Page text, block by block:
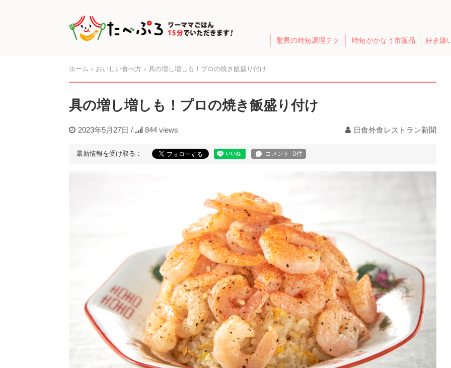
驚異の時短調理テク 時短がかなう市販品 好き嫌
ホーム おいしい食べ方 具の増し増しも！プロの焼き飯盛り付け
具の増し増しも！プロの焼き飯盛り付け
2023年5月27日 / 844 views 日食外食レストラン新聞
最新情報を受け取る：